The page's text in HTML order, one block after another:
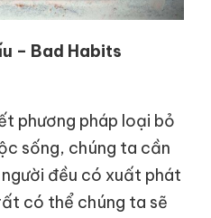
– Bad Habits
phương pháp loại bỏ
sống, chúng ta cần
đều có xuất phát
có thể chúng ta sẽ